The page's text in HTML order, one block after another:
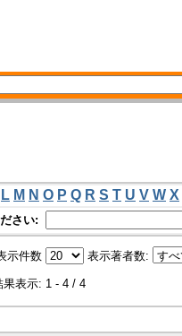
L M N O P Q R S T U V W X
さい:
示件数 表示著者数:
果表示: 1 - 4 / 4